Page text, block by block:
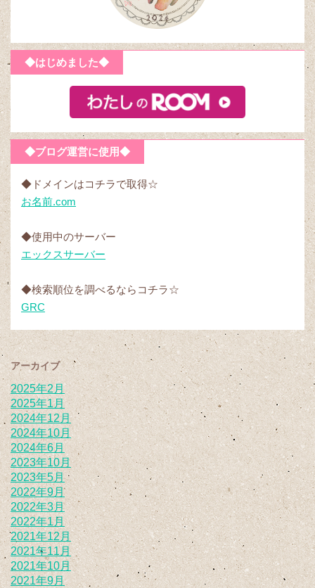
◆はじめました◆
◆ブログ運営に使用◆
◆ドメインはコチラで取得☆
お名前.com
◆使用中のサーバー
エックスサーバー
◆検索順位を調べるならコチラ☆
GRC
アーカイブ
2025年2月
2025年1月
2024年12月
2024年10月
2024年6月
2023年10月
2023年5月
2022年9月
2022年3月
2022年1月
2021年12月
2021年11月
2021年10月
2021年9月